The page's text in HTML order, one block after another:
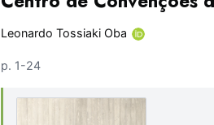
Leonardo Tossiaki Oba
p. 1-24